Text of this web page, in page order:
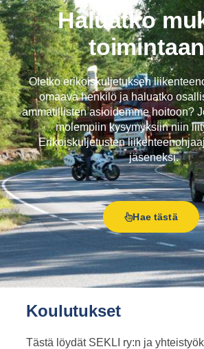
Haluatko
Oletko erikoiskuljetuksen
omaava henkilö ja haluatko
ammatillisten asioidemme hoitoon?
molempiin kysymyksiin niin
Erikoiskuljetusten
jäseneksi.
Hae tästä
Koulutukset
Tästä löydät SEKLI ry:n ja